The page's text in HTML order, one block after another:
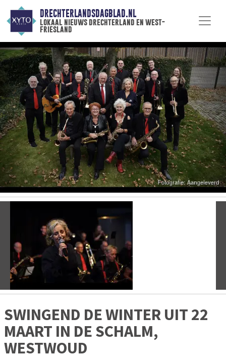
DRECHTERLANDSDAGBLAD.NL
lokaal nieuws drechterland en west-
friesland
Vorige
SWINGEND DE WINTER UIT 22
MAART IN DE SCHALM,
WESTWOUD